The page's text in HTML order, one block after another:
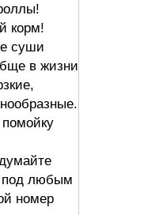
корм!
суши
в жизни
под любым
номер